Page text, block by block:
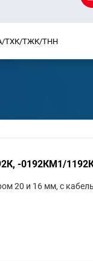
ТХК/ТЖК/ТНН
-0192КМ1/
20 и 16 мм, с